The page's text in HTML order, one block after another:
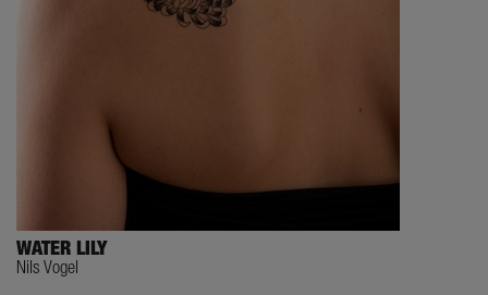
WATER LILY
Nils Vogel